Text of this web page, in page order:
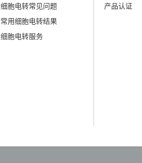
细胞电转常见问题
常用细胞电转结果
细胞电转服务
产品认证